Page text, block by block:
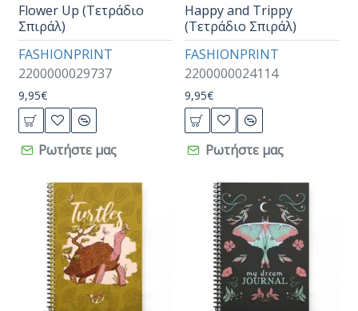
FASHIONPRINT
2200000029737
Flower Up (Τετράδιο
Σπιράλ)
9,95€
Ρωτήστε μας
FASHIONPRINT
2200000024114
Happy and Trippy
(Τετράδιο Σπιράλ)
9,95€
Ρωτήστε μας